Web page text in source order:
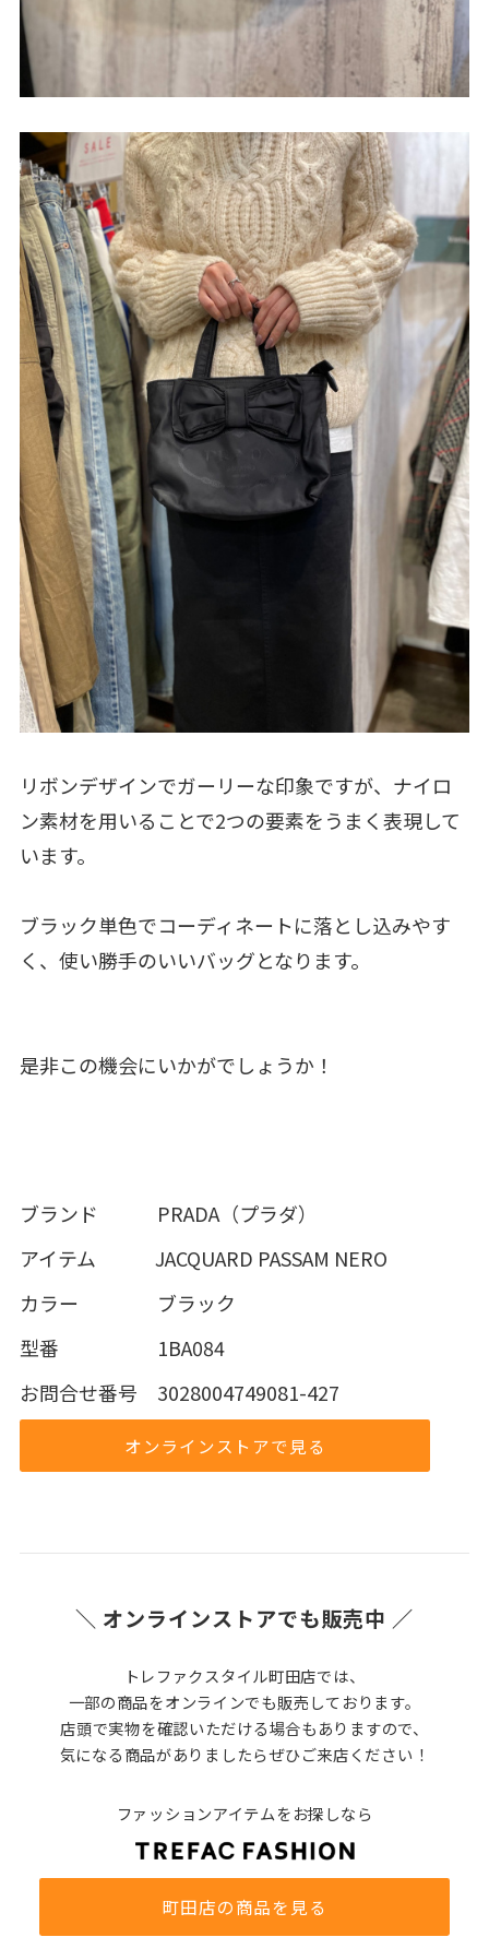
リボンデザインでガーリーな印象ですが、ナイロ
ン素材を用いることで2つの要素をうまく表現して
います。
ブラック単色でコーディネートに落とし込みやす
く、使い勝手のいいバッグとなります。
是非この機会にいかがでしょうか！
ブランド PRADA（プラダ）
アイテム JACQUARD PASSAM NERO
カラー ブラック
型番 1BA084
お問合せ番号 3028004749081-427
オンラインストアで見る
＼ オンラインストアでも販売中 ／
トレファクスタイル町田店では、
一部の商品をオンラインでも販売しております。
店頭で実物を確認いただける場合もありますので、
気になる商品がありましたらぜひご来店ください！
ファッションアイテムをお探しなら
町田店の商品を見る